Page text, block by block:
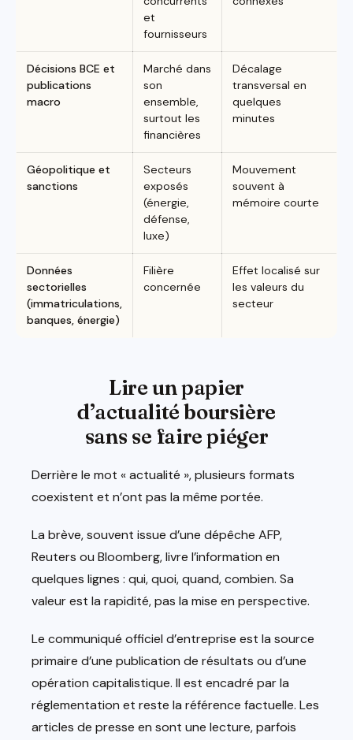
et
fournisseurs
Décisions BCE et
publications
macro
Marché dans
son
ensemble,
surtout les
financières
Décalage
transversal en
quelques
minutes
Géopolitique et
sanctions
Secteurs
exposés
(énergie,
défense,
luxe)
Mouvement
souvent à
mémoire courte
Données
sectorielles
(immatriculations,
banques, énergie)
Filière
concernée
Effet localisé sur
les valeurs du
secteur
Lire un papier
d’actualité boursière
sans se faire piéger
Derrière le mot « actualité », plusieurs formats
coexistent et n’ont pas la même portée.
La brève, souvent issue d’une dépêche AFP,
Reuters ou Bloomberg, livre l’information en
quelques lignes : qui, quoi, quand, combien. Sa
valeur est la rapidité, pas la mise en perspective.
Le communiqué officiel d’entreprise est la source
primaire d’une publication de résultats ou d’une
opération capitalistique. Il est encadré par la
réglementation et reste la référence factuelle. Les
articles de presse en sont une lecture, parfois